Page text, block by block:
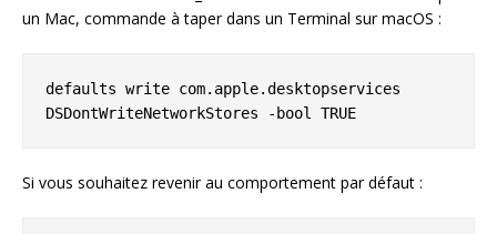
un Mac, commande à taper dans un Terminal sur macOS :
defaults write com.apple.desktopservices
DSDontWriteNetworkStores -bool TRUE
Si vous souhaitez revenir au comportement par défaut :